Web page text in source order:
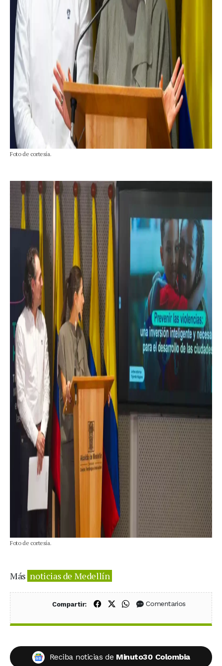
Foto de cortesía.
Foto de cortesía.
Más noticias de Medellín
Compartir: Compartir en Facebook
Compartir en X (Twitter)
Compartir en WhatsApp
Comentarios
Reciba noticias de Minuto30 Colombia